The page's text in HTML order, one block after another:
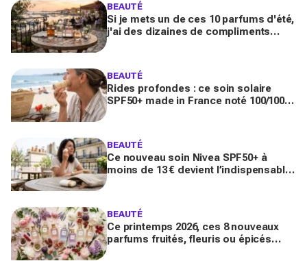
BEAUTÉ
Si je mets un de ces 10 parfums d'été,
j'ai des dizaines de compliments
BEAUTÉ
Rides profondes : ce soin solaire
SPF50+ made in France noté 100/100
BEAUTÉ
Ce nouveau soin Nivea SPF50+ à
moins de 13 € devient l’indispensable
BEAUTÉ
Ce printemps 2026, ces 8 nouveaux
parfums fruités, fleuris ou épicés